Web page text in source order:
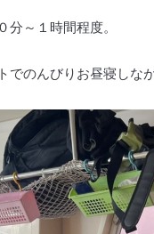
分～１時間程度。
でのんびりお昼寝しな